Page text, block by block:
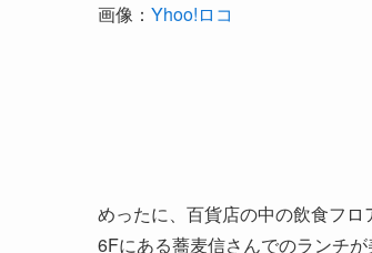
画像： Yhoo!ロコ
めったに、百貨店の中の飲食フ
6Fにある蕎麦信さんでのランチが